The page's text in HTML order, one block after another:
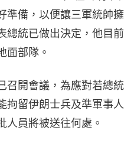
準備，以便讓三軍統帥擁
總統已做出決定，他目前
面部隊。
召開會議，為應對若總統
拘留伊朗士兵及準軍事人
人員將被送往何處。